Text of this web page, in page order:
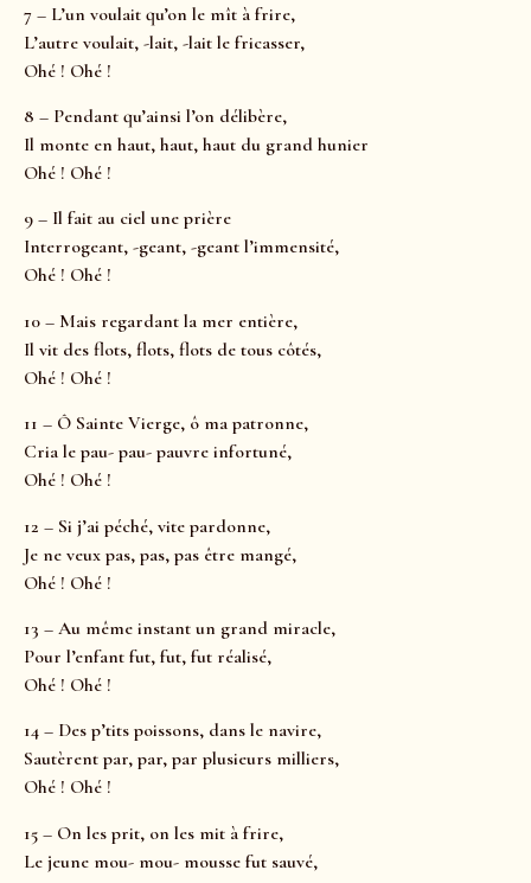
7 – L’un voulait qu’on le mît à frire,
L’autre voulait, -lait, -lait le fricasser,
Ohé ! Ohé !
8 – Pendant qu’ainsi l’on délibère,
Il monte en haut, haut, haut du grand hunier
Ohé ! Ohé !
9 – Il fait au ciel une prière
Interrogeant, -geant, -geant l’immensité,
Ohé ! Ohé !
10 – Mais regardant la mer entière,
Il vit des flots, flots, flots de tous côtés,
Ohé ! Ohé !
11 – Ô Sainte Vierge, ô ma patronne,
Cria le pau- pau- pauvre infortuné,
Ohé ! Ohé !
12 – Si j’ai péché, vite pardonne,
Je ne veux pas, pas, pas être mangé,
Ohé ! Ohé !
13 – Au même instant un grand miracle,
Pour l’enfant fut, fut, fut réalisé,
Ohé ! Ohé !
14 – Des p’tits poissons, dans le navire,
Sautèrent par, par, par plusieurs milliers,
Ohé ! Ohé !
15 – On les prit, on les mit à frire,
Le jeune mou- mou- mousse fut sauvé,